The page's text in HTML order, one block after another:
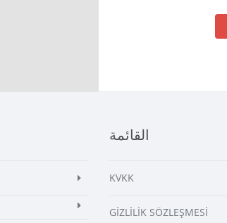
القائمة
KVKK
GİZLİLİK SÖZLEŞMESİ